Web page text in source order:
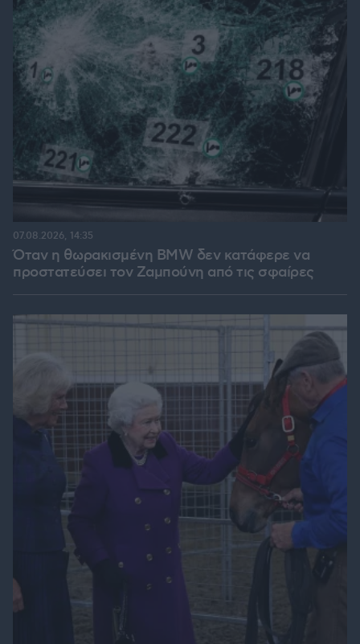
Όταν η θωρακισμένη BMW δεν κατάφερε να
προστατεύσει τον Ζαμπούνη από τις σφαίρες
07.08.2026, 14:35